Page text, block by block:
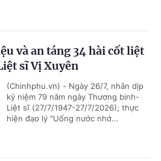
và an táng 34 hài cốt liệt
sĩ Vị Xuyên
(Chinhphu.vn) - Ngày 26/7, nhân dịp
kỷ niệm 79 năm ngày Thương binh-
Liệt sĩ (27/7/1947-27/7/2026); thực
hiện đạo lý "Uống nước nhớ...